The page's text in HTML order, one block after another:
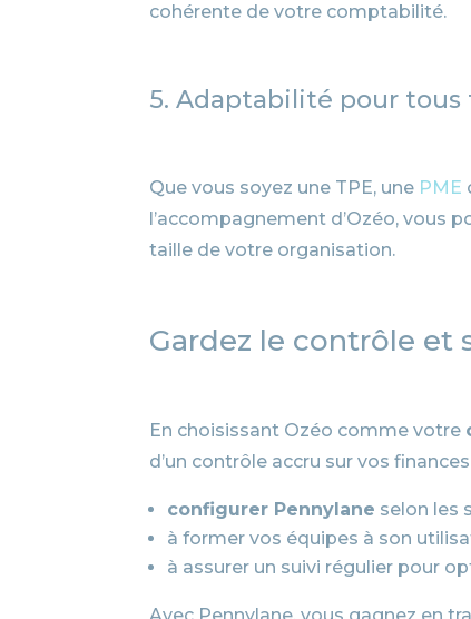
cohérente de votre comptabilité.
5. Adaptabilité pour tous
Que vous soyez une TPE, une PME
l’accompagnement d’Ozéo, vous
taille de votre organisation.
Gardez le contrôle et
En choisissant Ozéo comme votre
d’un contrôle accru sur vos
configurer Pennylane selon les
à former vos équipes à son
à assurer un suivi régulier pour
Avec Pennylane, vous gagnez en